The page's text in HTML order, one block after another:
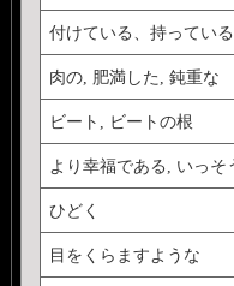
で
て
（
機
一
語
は
付けている、持っている
肉の, 肥満した, 鈍重な
ビート, ビートの根
より幸福である, いっそ
ひどく
目をくらますような